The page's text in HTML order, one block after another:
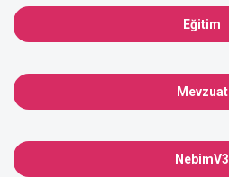
Eğitim
Mevzuat
NebimV3